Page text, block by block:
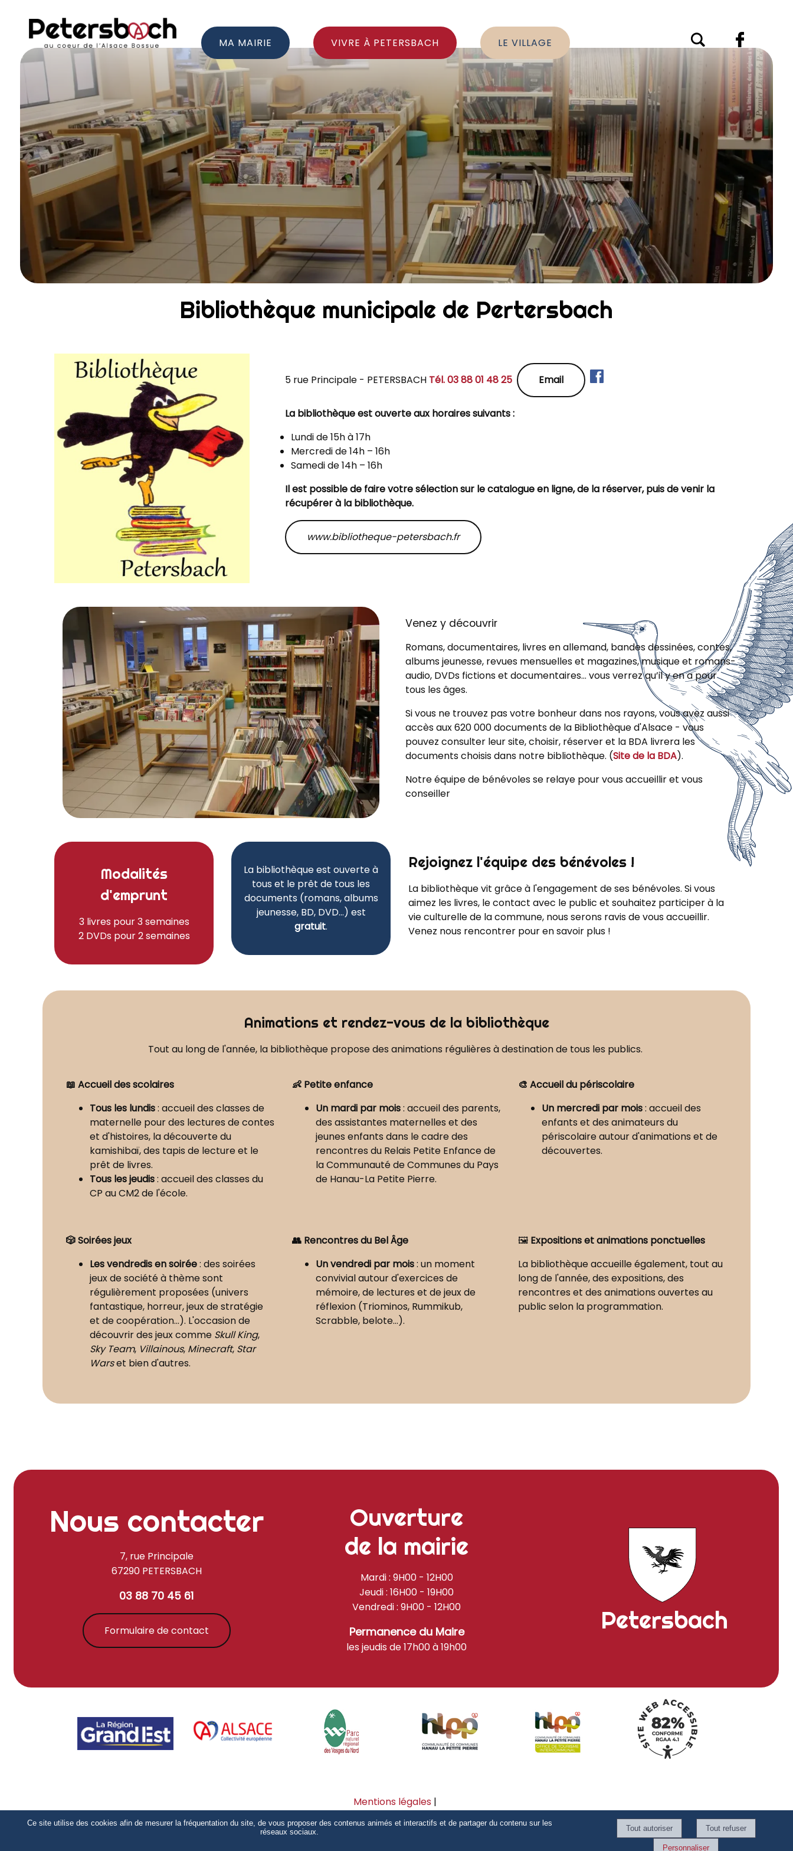
MA MAIRIE VIVRE À PETERSBACH LE VILLAGE
Bibliothèque municipale de Pertersbach
5 rue Principale - PETERSBACH Tél. 03 88 01 48 25 Email
La bibliothèque est ouverte aux horaires suivants :
Lundi de 15h à 17h
Mercredi de 14h – 16h
Samedi de 14h – 16h
Il est possible de faire votre sélection sur le catalogue en ligne, de la réserver, puis de venir la
récupérer à la bibliothèque.
www.bibliotheque-petersbach.fr
Venez y découvrir
Romans, documentaires, livres en allemand, bandes dessinées, contes,
albums jeunesse, revues mensuelles et magazines, musique et romans-
audio, DVDs fictions et documentaires… vous verrez qu’il y en a pour
tous les âges.
Si vous ne trouvez pas votre bonheur dans nos rayons, vous avez aussi
accès aux 620 000 documents de la Bibliothèque d'Alsace - vous
pouvez consulter leur site, choisir, réserver et la BDA livrera les
documents choisis dans notre bibliothèque. (Site de la BDA).
Notre équipe de bénévoles se relaye pour vous accueillir et vous
conseiller
Modalités
d'emprunt
3 livres pour 3 semaines
2 DVDs pour 2 semaines
La bibliothèque est ouverte à
tous et le prêt de tous les
documents (romans, albums
jeunesse, BD, DVD…) est
gratuit.
Rejoignez l'équipe des bénévoles !
La bibliothèque vit grâce à l'engagement de ses bénévoles. Si vous
aimez les livres, le contact avec le public et souhaitez participer à la
vie culturelle de la commune, nous serons ravis de vous accueillir.
Venez nous rencontrer pour en savoir plus !
Animations et rendez-vous de la bibliothèque
Tout au long de l'année, la bibliothèque propose des animations régulières à destination de tous les publics.
📖 Accueil des scolaires
Tous les lundis: accueil des classes de
maternelle pour des lectures de contes
et d'histoires, la découverte du
kamishibaï, des tapis de lecture et le
prêt de livres.
Tous les jeudis: accueil des classes du
CP au CM2 de l'école.
👶 Petite enfance
Un mardi par mois: accueil des parents,
des assistantes maternelles et des
jeunes enfants dans le cadre des
rencontres du Relais Petite Enfance de
la Communauté de Communes du Pays
de Hanau-La Petite Pierre.
🎨 Accueil du périscolaire
Un mercredi par mois: accueil des
enfants et des animateurs du
périscolaire autour d'animations et de
découvertes.
🎲 Soirées jeux
Les vendredis en soirée: des soirées
jeux de société à thème sont
régulièrement proposées (univers
fantastique, horreur, jeux de stratégie
et de coopération...). L'occasion de
découvrir des jeux comme Skull King,
Sky Team, Villainous, Minecraft, Star
Warset bien d'autres.
👥 Rencontres du Bel Âge
Un vendredi par mois: un moment
convivial autour d'exercices de
mémoire, de lectures et de jeux de
réflexion (Triominos, Rummikub,
Scrabble, belote...).
🖼️ Expositions et animations ponctuelles
La bibliothèque accueille également, tout au
long de l'année, des expositions, des
rencontres et des animations ouvertes au
public selon la programmation.
Nous contacter
7, rue Principale
67290 PETERSBACH
03 88 70 45 61
Formulaire de contact
Ouverture
de la mairie
Mardi : 9H00 - 12H00
Jeudi : 16H00 - 19H00
Vendredi : 9H00 - 12H00
Permanence du Maire
les jeudis de 17h00 à 19h00
Petersbach
Mentions légales
Accessibilité : partiellement conforme
Ce site utilise des cookies afin de mesurer la fréquentation du site, de vous proposer des contenus animés et interactifs et de partager du contenu sur les
réseaux sociaux.
Personnaliser